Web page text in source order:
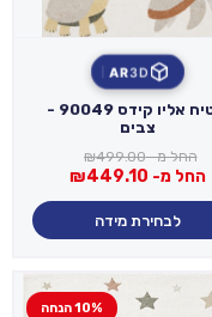
3D
AR
שטיח אליו קידס 90049 -
צבים
החל מ- ₪499.00
החל מ- ₪449.10
לבחירת מידה
10% הנחה